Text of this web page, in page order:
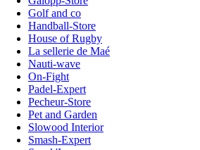
Golf and co
Handball-Store
House of Rugby
La sellerie de Maé
Nauti-wave
On-Fight
Padel-Expert
Pecheur-Store
Pet and Garden
Slowood Interior
Smash-Expert